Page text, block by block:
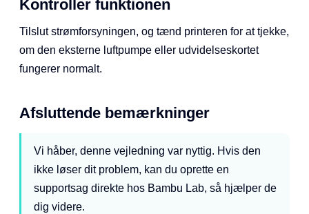
Kontroller funktionen
Tilslut strømforsyningen, og tænd printeren for at tjekke,
om den eksterne luftpumpe eller udvidelseskortet
fungerer normalt.
Afsluttende bemærkninger
Vi håber, denne vejledning var nyttig. Hvis den
ikke løser dit problem, kan du oprette en
supportsag direkte hos Bambu Lab, så hjælper de
dig videre.